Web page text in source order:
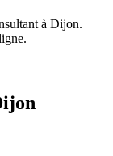
à Dijon.